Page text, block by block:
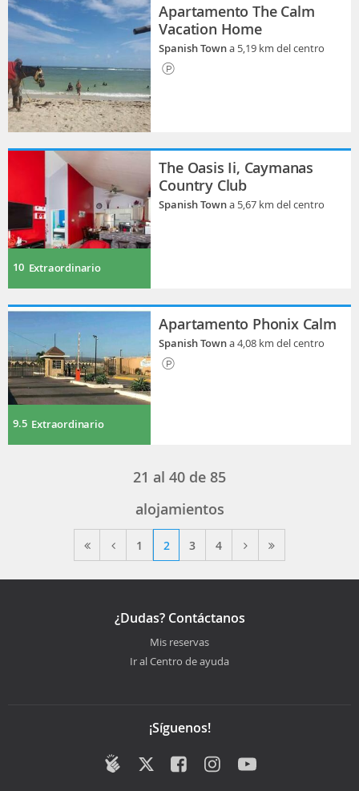
Apartamento The Calm
Vacation Home
Spanish Towna 5,19 km del centro
10 Extraordinario
The Oasis Ii, Caymanas
Country Club
Spanish Towna 5,67 km del centro
9.5 Extraordinario
Apartamento Phonix Calm
Spanish Towna 4,08 km del centro
21 al 40 de 85
alojamientos
1 2 3 4
¿Dudas? Contáctanos
Mis reservas
Ir al Centro de ayuda
¡Síguenos!